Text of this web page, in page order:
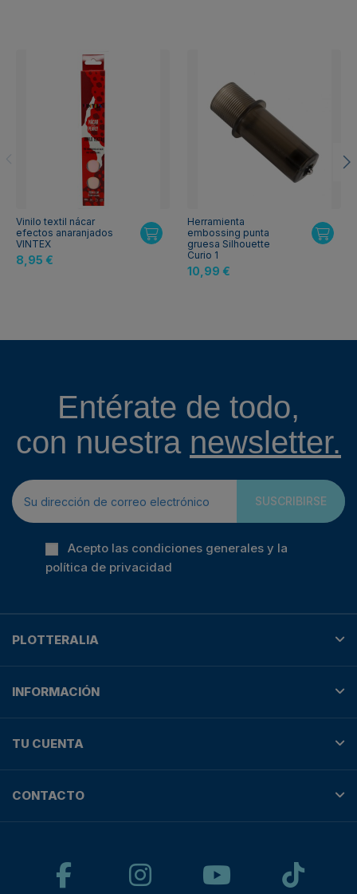
Vinilo textil nácar
efectos anaranjados
VINTEX
8,95 €
Herramienta
embossing punta
gruesa Silhouette
Curio 1
10,99 €
Entérate de todo,
con nuestra newsletter.
SUSCRIBIRSE
Acepto las condiciones generales y la
política de privacidad
PLOTTERALIA
INFORMACIÓN
TU CUENTA
CONTACTO